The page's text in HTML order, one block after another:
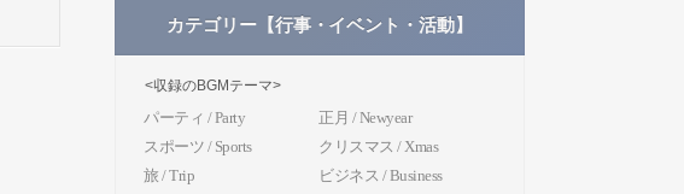
カテゴリー【行事・イベント・活動】
<収録のBGMテーマ>
パーティ / Party
正月 / Newyear
スポーツ / Sports
クリスマス / Xmas
旅 / Trip
ビジネス / Business